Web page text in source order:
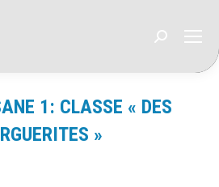
Recherche
1: CLASSE « DES
»